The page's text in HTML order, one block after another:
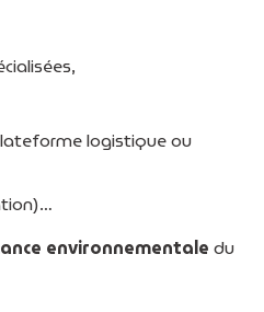
logistique ou
environnementale du